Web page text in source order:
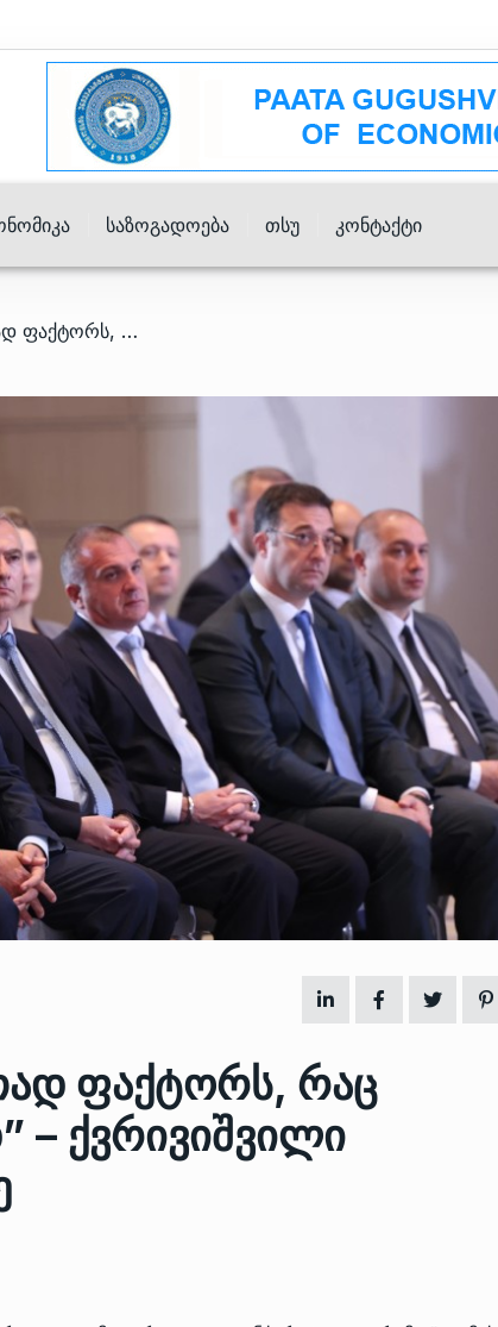
Საზოგადოება Თსუ Კონტაქტი
/ “გამოვყოფ სამ ძირითად ფაქტორს, რაც მივიღეთ უკუკავშირად” – ქვრივიშვილი ბიზნესთან შეხვედრაზე
ფაქტორს, რაც
– ქვრივიშვილი
გამართულ
შუა
11
ზურაბ აზარაშვილი:
„სოციალურად დაუცველთა
დასაქმების პროგრამაში,…
12 ᲠᲔᲒᲘᲝᲜᲔᲑᲘ
მარაგი დღეისათვის გვაქვს